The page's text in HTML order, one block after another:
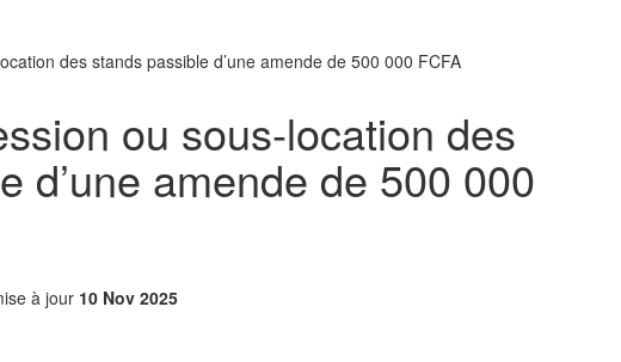
des stands passible d’une amende de 500 000 FCFA
ou sous-location des
d’une amende de 500 000
à jour 10 Nov 2025